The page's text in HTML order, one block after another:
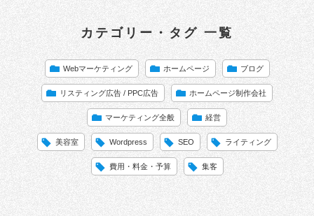
カテゴリー・タグ 一覧
Webマーケティング ホームページ ブログ
リスティング広告 / PPC広告 ホームページ制作会社
マーケティング全般 経営
美容室 Wordpress SEO ライティング
費用・料金・予算 集客